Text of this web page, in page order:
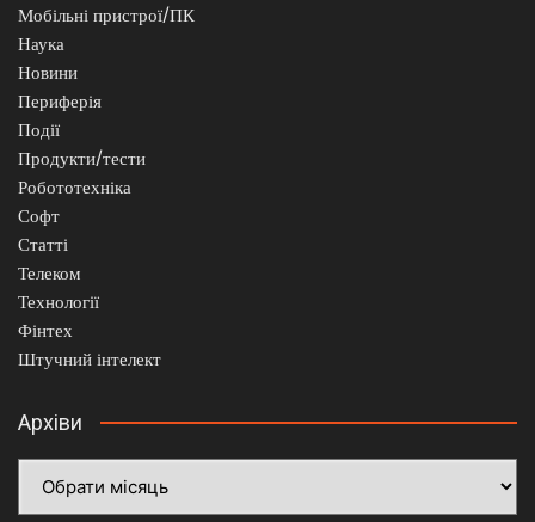
Мобільні пристрої/ПК
Наука
Новини
Периферія
Події
Продукти/тести
Робототехніка
Софт
Статті
Телеком
Технології
Фінтех
Штучний інтелект
Архіви